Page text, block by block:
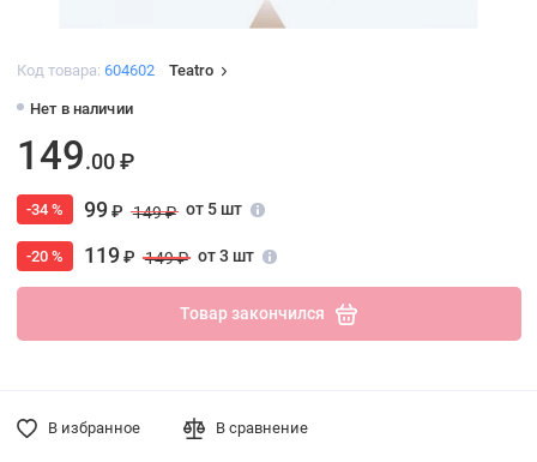
Код товара: 604602 Teatro
Нет в наличии
149.00 ₽
-34 % 99₽ 149 ₽ от 5 шт
-20 % 119₽ 149 ₽ от 3 шт
Товар закончился
В избранное В сравнение